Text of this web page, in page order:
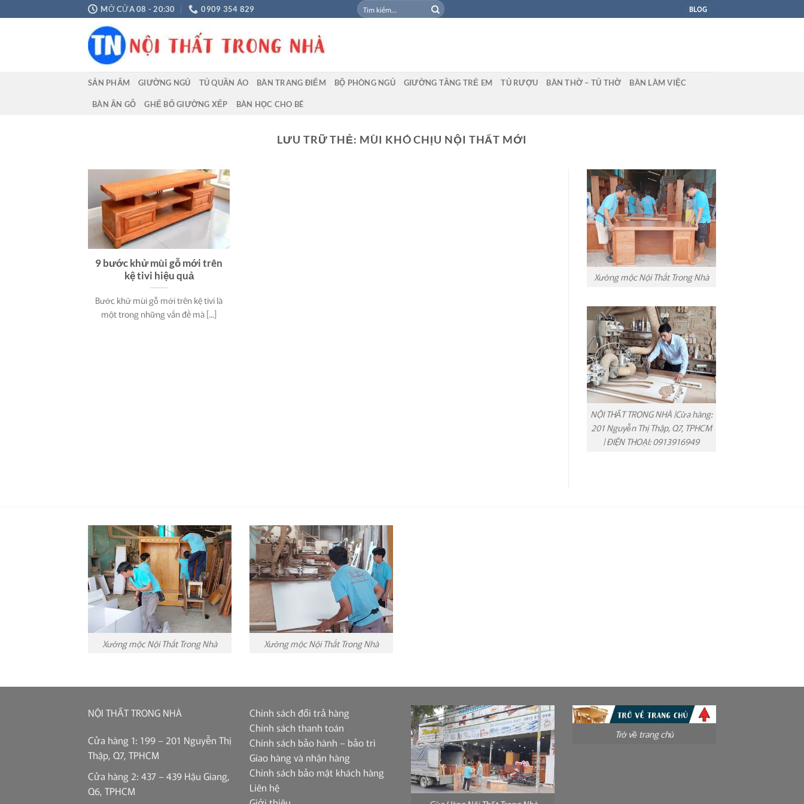
đến
MỞ CỬA 08 - 20:30 0909 354 829
Tìm
kiếm:
BLOG
SẢN PHẨM GIƯỜNG NGỦ TỦ QUẦN ÁO BÀN TRANG ĐIỂM BỘ PHÒNG NGỦ GIƯỜNG TẦNG TRẺ EM TỦ RƯỢU BÀN THỜ – TỦ THỜ BÀN LÀM VIỆC
BÀN ĂN GỖ GHẾ BỐ GIƯỜNG XẾP BÀN HỌC CHO BÉ
LƯU TRỮ THẺ: MÙI KHÓ CHỊU NỘI THẤT MỚI
9 bước khử mùi gỗ mới trên
kệ tivi hiệu quả
Bước khử mùi gỗ mới trên kệ tivi là
một trong những vấn đề mà [...]
Xưởng mộc Nội Thất Trong Nhà
NỘI THẤT TRONG NHÀ |Cửa hàng:
201 Nguyễn Thị Thập, Q7, TPHCM
| ĐIỆN THOẠI: 0913916949
Xưởng mộc Nội Thất Trong Nhà Xưởng mộc Nội Thất Trong Nhà
NỘI THẤT TRONG NHÀ
Cửa hàng 1: 199 – 201 Nguyễn Thị
Thập, Q7, TPHCM
Cửa hàng 2: 437 – 439 Hậu Giang,
Q6, TPHCM
Chính sách đổi trả hàng
Chính sách thanh toán
Chính sách bảo hành – bảo trì
Giao hàng và nhận hàng
Chính sách bảo mật khách hàng
Liên hệ
Trở về trang chủ